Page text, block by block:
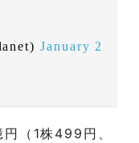
January 2
（1株499円、